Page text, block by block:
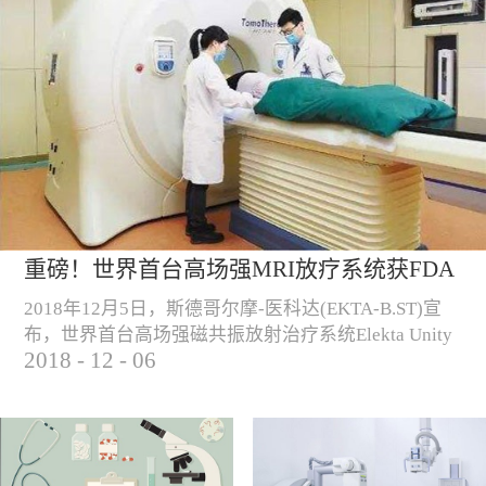
重磅！世界首台高场强MRI放疗系统获FDA
认证！
2018年12月5日，斯德哥尔摩-医科达(EKTA-B.ST)宣
布，世界首台高场强磁共振放射治疗系统Elekta Unity
正式获得FDA认证，可用于美国的商业销售和临床使
2018年6月高场强磁共振放射治疗系统获得CE认证以
来， Elekta Unity一直致力于提高和改善欧洲肿瘤患者
的治疗，我们很高兴这种尖端技术产品现已在美国...
2018 - 12 - 06